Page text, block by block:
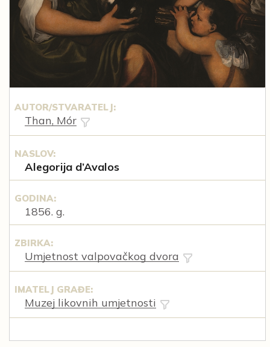
AUTOR/STVARATELJ:
Than, Mór
NASLOV:
Alegorija d’Avalos
GODINA:
1856. g.
ZBIRKA:
Umjetnost valpovačkog dvora
IMATELJ GRAĐE:
Muzej likovnih umjetnosti